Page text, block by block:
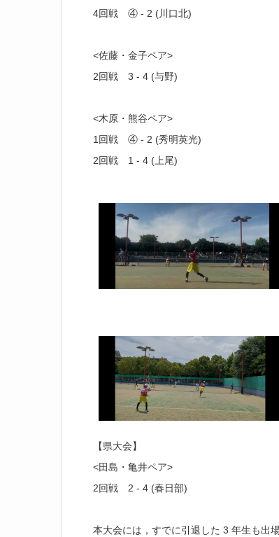
4回戦 ④ - 2 (川口北)
<佐藤・金子ペア>
2回戦 3 - 4 (与野)
<木原・熊谷ペア>
1回戦 ④ - 2 (秀明英光)
2回戦 1 - 4 (上尾)
【県大会】
<田島・亀井ペア>
2回戦 2 - 4 (春日部)
本大会には，すでに引退した 3 年生も出